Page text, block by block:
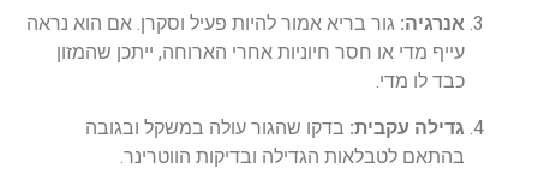
אנרגיה: גור בריא אמור להיות פעיל וסקרן. אם הוא נראה
עייף מדי או חסר חיוניות אחרי הארוחה, ייתכן שהמזון
כבד לו מדי.
גדילה עקבית: בדקו שהגור עולה במשקל ובגובה
בהתאם לטבלאות הגדילה ובדיקות הווטרינר.